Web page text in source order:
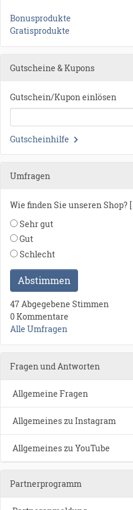
Bonusprodukte
Gratisprodukte
Gutscheine & Kupons
Gutschein/Kupon einlösen
Gutscheinhilfe
Umfragen
Wie finden Sie unseren Shop? [
Sehr gut
Gut
Schlecht
Abstimmen
47 Abgegebene Stimmen
0 Kommentare
Alle Umfragen
Fragen und Antworten
Allgemeine Fragen
Allgemeines zu Instagram
Allgemeines zu YouTube
Partnerprogramm